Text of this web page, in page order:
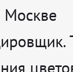
Москве